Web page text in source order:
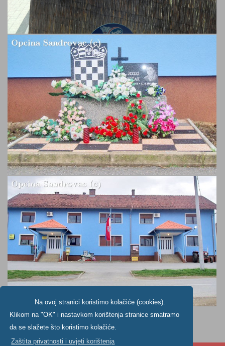
Na ovoj stranici koristimo kolačiće (cookies).
Klikom na "OK" i nastavkom korištenja stranice smatramo
da se slažete što koristimo kolačiće.
Zaštita privatnosti i uvjeti korištenja